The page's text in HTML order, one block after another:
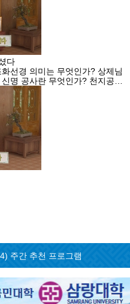
다
선경 의미는 무엇인가? 상제님
사란 무엇인가? 천지공사
상이 어떻게 변화해 갈 수 있
의 시간대에 살아가는 인류가
는가 알아봅니다.
주간 추천 프로그램
주간 추천 프로그램
주간 추천 프로그램
주간 추천 프로그램
주간 추천 프로그램